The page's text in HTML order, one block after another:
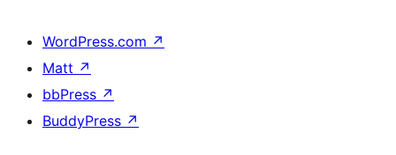
WordPress.com ↗
Matt ↗
bbPress ↗
BuddyPress ↗